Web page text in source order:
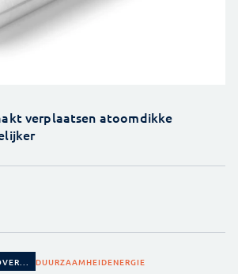
verplaatsen atoomdikke
DUURZAAMHEIDENERGIE